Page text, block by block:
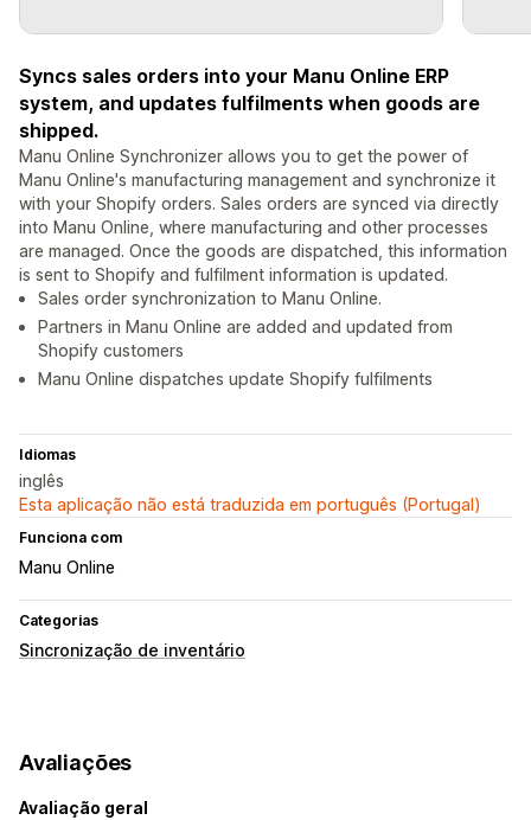
Syncs sales orders into your Manu Online ERP
system, and updates fulfilments when goods are
shipped.
Manu Online Synchronizer allows you to get the power of
Manu Online's manufacturing management and synchronize it
with your Shopify orders. Sales orders are synced via directly
into Manu Online, where manufacturing and other processes
are managed. Once the goods are dispatched, this information
is sent to Shopify and fulfilment information is updated.
Sales order synchronization to Manu Online.
Partners in Manu Online are added and updated from
Shopify customers
Manu Online dispatches update Shopify fulfilments
Idiomas
inglês
Esta aplicação não está traduzida em português (Portugal)
Funciona com
Manu Online
Categorias
Sincronização de inventário
Avaliações
Avaliação geral